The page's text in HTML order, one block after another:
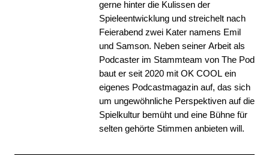
gerne hinter die Kulissen der
Spieleentwicklung und streichelt nach
Feierabend zwei Kater namens Emil
und Samson. Neben seiner Arbeit als
Podcaster im Stammteam von The Pod
baut er seit 2020 mit OK COOLein
eigenes Podcastmagazin auf, das sich
um ungewöhnliche Perspektiven auf die
Spielkultur bemüht und eine Bühne für
selten gehörte Stimmen anbieten will.